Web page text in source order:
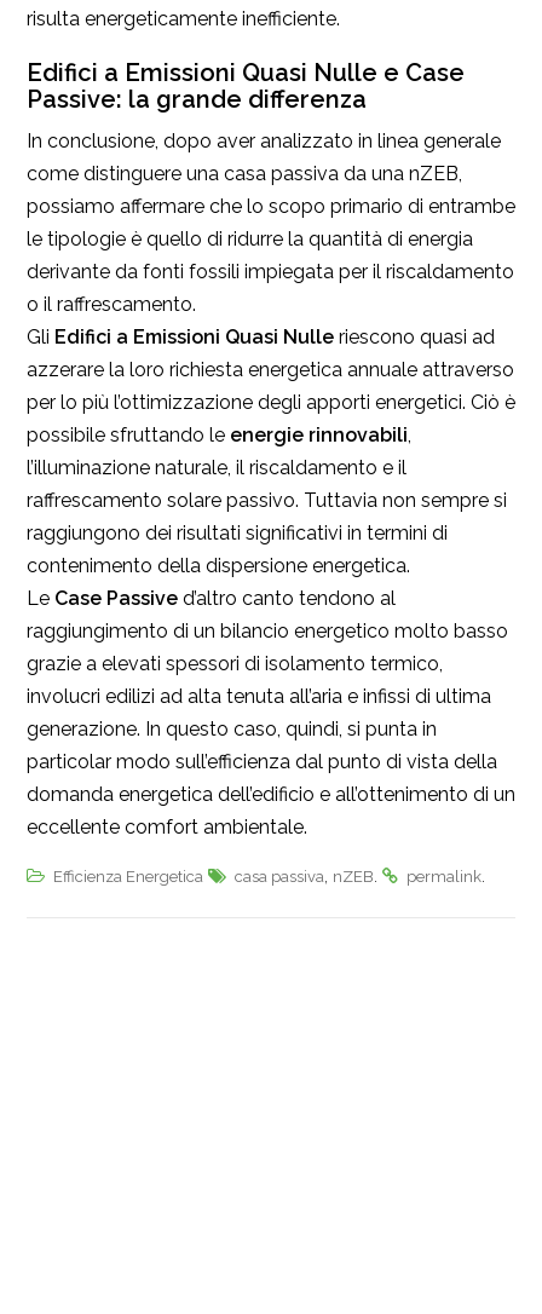
risulta energeticamente inefficiente.
Edifici a Emissioni Quasi Nulle e Case
Passive: la grande differenza
In conclusione, dopo aver analizzato in linea generale
come distinguere una casa passiva da una nZEB,
possiamo affermare che lo scopo primario di entrambe
le tipologie è quello di ridurre la quantità di energia
derivante da fonti fossili impiegata per il riscaldamento
o il raffrescamento.
Gli Edifici a Emissioni Quasi Nulle riescono quasi ad
azzerare la loro richiesta energetica annuale attraverso
per lo più l’ottimizzazione degli apporti energetici. Ciò è
possibile sfruttando le energie rinnovabili,
l’illuminazione naturale, il riscaldamento e il
raffrescamento solare passivo. Tuttavia non sempre si
raggiungono dei risultati significativi in termini di
contenimento della dispersione energetica.
Le Case Passive d’altro canto tendono al
raggiungimento di un bilancio energetico molto basso
grazie a elevati spessori di isolamento termico,
involucri edilizi ad alta tenuta all’aria e infissi di ultima
generazione. In questo caso, quindi, si punta in
particolar modo sull’efficienza dal punto di vista della
domanda energetica dell’edificio e all’ottenimento di un
eccellente comfort ambientale.
Efficienza Energetica casa passiva nZEB permalink